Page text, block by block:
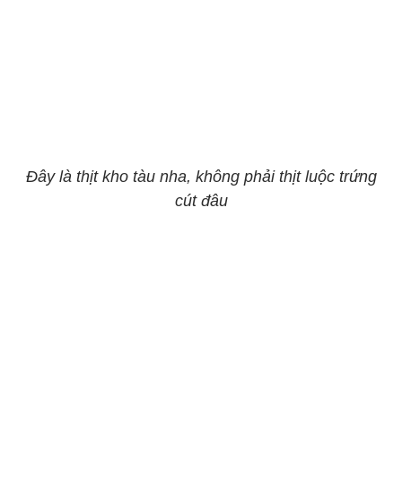
Đây là thịt kho tàu nha, không phải thịt luộc trứng
cút đâu